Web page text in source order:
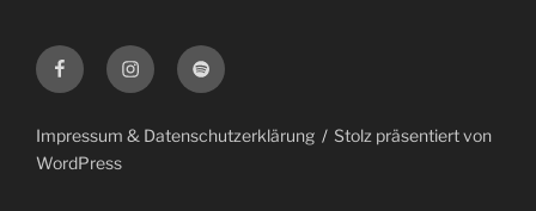
FacebookInstagramSpotify
Impressum & Datenschutzerklärung
Stolz präsentiert von
WordPress